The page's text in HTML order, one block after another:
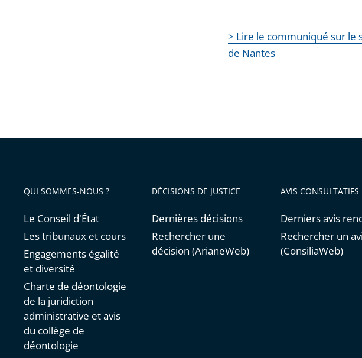
> Lire le communiqué sur le
de Nantes
QUI SOMMES-NOUS ?
Le Conseil d'État
Les tribunaux et cours
Engagements égalité
et diversité
Charte de déontologie
de la juridiction
administrative et avis
du collège de
déontologie
DÉCISIONS DE JUSTICE
Dernières décisions
Rechercher une
décision (ArianeWeb)
AVIS CONSULTATIFS
Derniers avis
Rechercher un
(ConsiliaWeb)